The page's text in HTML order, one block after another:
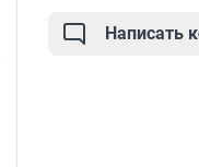
Написать